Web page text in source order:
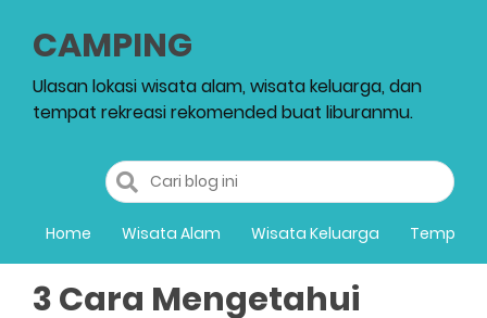
CAMPING
Ulasan lokasi wisata alam, wisata keluarga, dan
tempat rekreasi rekomended buat liburanmu.
Home Wisata Alam Wisata Keluarga Tempat
3 Cara Mengetahui